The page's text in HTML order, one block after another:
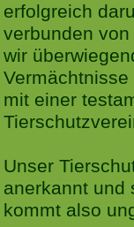
erfolgreich
verbunden
wir
mit einer
Unser
anerkannt und
kommt also